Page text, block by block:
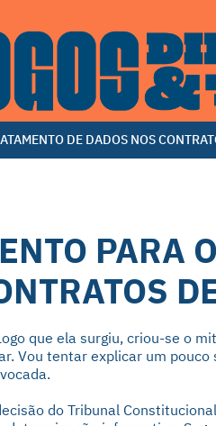
DE DADOS NOS
PARA
que ela surgiu, criou-se o
Vou tentar explicar um
do Tribunal